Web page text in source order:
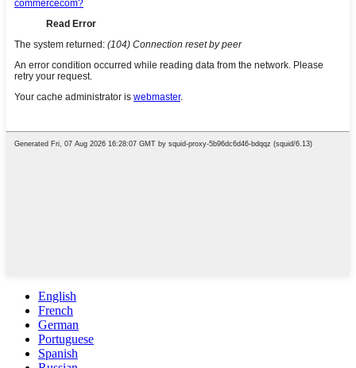
English
French
German
Portuguese
Spanish